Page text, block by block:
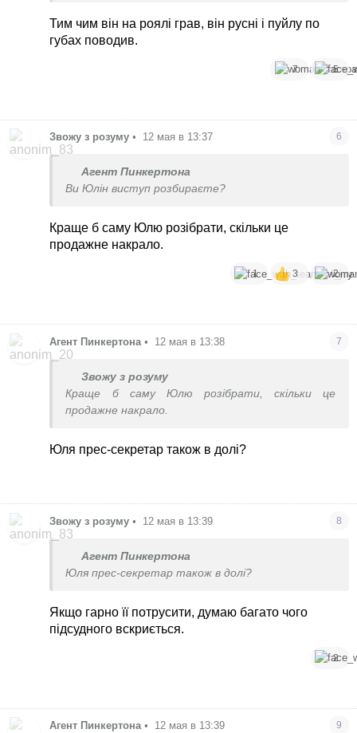
Тим чим він на роялі грав, він русні і пуйлу по
губах поводив.
7 5
Звожу з розуму • 12 мая в 13:37 6
Агент Пинкертона
Ви Юлін виступ розбираєте?
Краще б саму Юлю розібрати, скільки це
продажне накрало.
1 3 2
Агент Пинкертона • 12 мая в 13:38 7
Звожу з розуму
Краще б саму Юлю розібрати, скільки це
продажне накрало.
Юля прес-секретар також в долі?
Звожу з розуму • 12 мая в 13:39 8
Агент Пинкертона
Юля прес-секретар також в долі?
Якщо гарно її потрусити, думаю багато чого
підсудного вскриється.
2
Агент Пинкертона • 12 мая в 13:39 9